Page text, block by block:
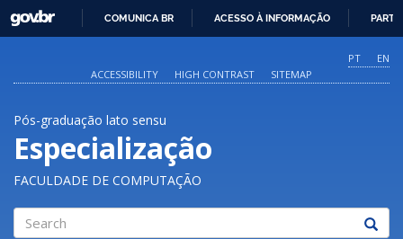
O
CONTEÚDO
GOVBR
COMUNICA BR ACESSO À INFORMAÇÃO
PT
EN
ACCESSIBILITY
HIGH CONTRAST SITEMAP
Pós-graduação lato sensu
Especialização
FACULDADE DE COMPUTAÇÃO